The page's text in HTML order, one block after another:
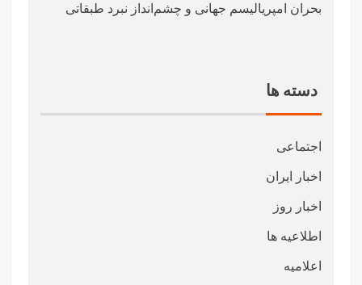
بحران امپریالیسم جهانی و چشم‌انداز نبرد طبقاتی
دسته ها
اجتماعی
اخبار ایران
اخبار روز
اطلاعیه ها
اعلامیه